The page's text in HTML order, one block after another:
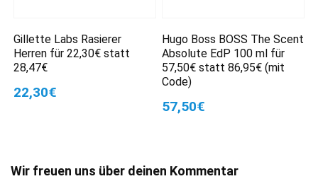
Gillette Labs Rasierer
Herren für 22,30€ statt
28,47€
22,30€
Hugo Boss BOSS The Scent
Absolute EdP 100 ml für
57,50€ statt 86,95€ (mit
Code)
57,50€
Wir freuen uns über deinen Kommentar